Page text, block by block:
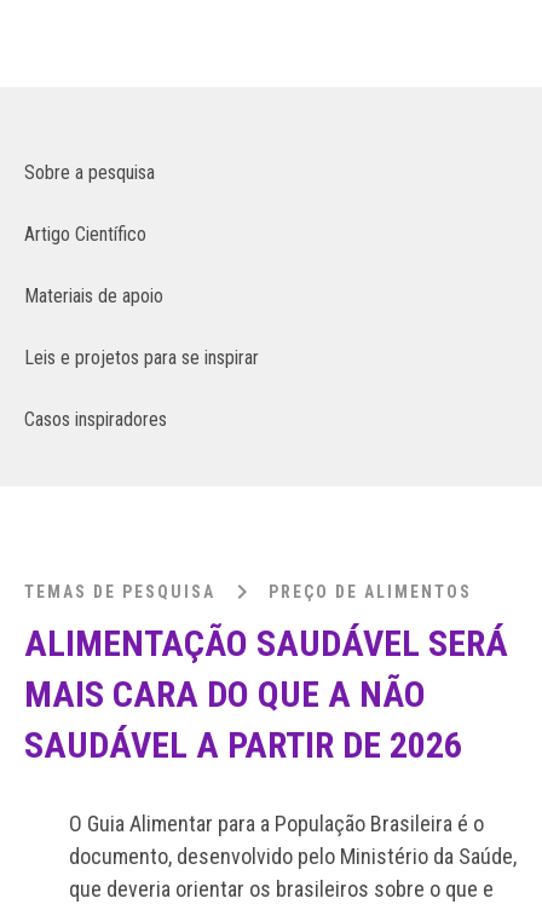
Sobre a pesquisa
Artigo Científico
Materiais de apoio
Leis e projetos para se inspirar
Casos inspiradores
TEMAS DE PESQUISA chevron_right PREÇO DE ALIMENTOS
ALIMENTAÇÃO SAUDÁVEL SERÁ
MAIS CARA DO QUE A NÃO
SAUDÁVEL A PARTIR DE 2026
O Guia Alimentar para a População Brasileira é o
documento, desenvolvido pelo Ministério da Saúde,
que deveria orientar os brasileiros sobre o que e